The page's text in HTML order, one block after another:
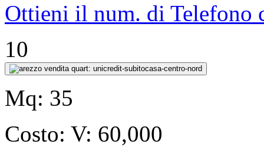
Ottieni il num. di Telefono
10
Mq: 35
Costo: V: 60,000